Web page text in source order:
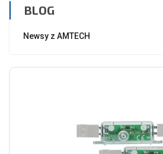
BLOG
Newsy z AMTECH